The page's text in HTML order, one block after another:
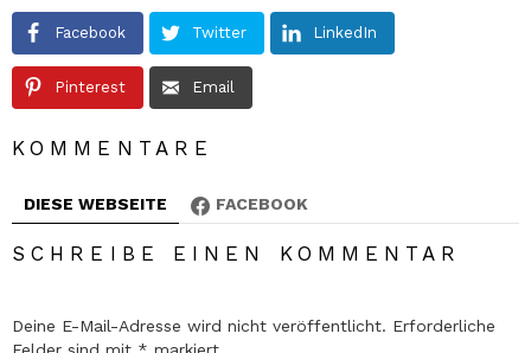
Facebook Twitter LinkedIn
Pinterest Email
KOMMENTARE
DIESE WEBSEITE FACEBOOK
SCHREIBE EINEN KOMMENTAR
Deine E-Mail-Adresse wird nicht veröffentlicht. Erforderliche